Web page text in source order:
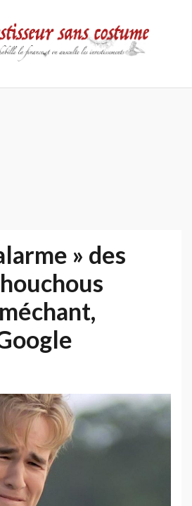
confidentialité
» des